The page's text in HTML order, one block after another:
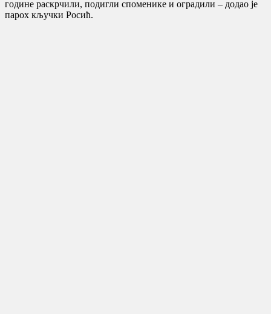
године раскрчили, подигли споменике и оградили – додао је
парох кључки Росић.